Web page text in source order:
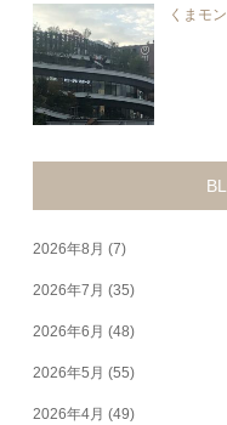
くまモン
2026年8月 (7)
2026年7月 (35)
2026年6月 (48)
2026年5月 (55)
2026年4月 (49)